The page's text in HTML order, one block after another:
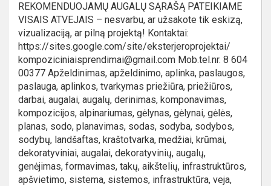
REKOMENDUOJAMŲ AUGALŲ SĄRAŠĄ PATEIKIAME
VISAIS ATVEJAIS – nesvarbu, ar užsakote tik eskizą,
vizualizaciją, ar pilną projektą! Kontaktai:
https://sites.google.com/site/eksterjeroprojektai/
kompoziciniaisprendimai@gmail.com Mob.tel.nr. 8 604
00377 Apželdinimas, apželdinimo, aplinka, paslaugos,
paslauga, aplinkos, tvarkymas priežiūra, priežiūros,
darbai, augalai, augalų, derinimas, komponavimas,
kompozicijos, alpinariumas, gėlynas, gėlynai, gėlės,
planas, sodo, planavimas, sodas, sodyba, sodybos,
sodybų, landšaftas, kraštotvarka, medžiai, krūmai,
dekoratyviniai, augalai, dekoratyvinių, augalų,
genėjimas, formavimas, takų, aikštelių, infrastruktūros,
apšvietimo, sistema, sistemos, infrastruktūra, veja,